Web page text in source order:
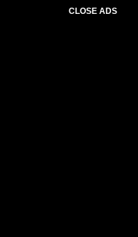
CLOSE ADS